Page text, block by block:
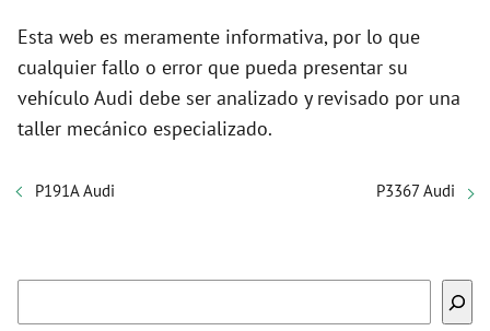
Esta web es meramente informativa, por lo que
cualquier fallo o error que pueda presentar su
vehículo Audi debe ser analizado y revisado por una
taller mecánico especializado.
P191A Audi P3367 Audi